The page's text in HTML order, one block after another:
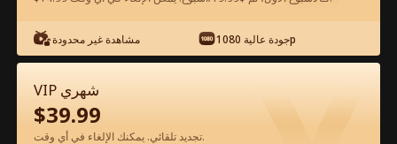
شاهد مجانًا في التطبيقمشاهدة غير محدودة جودة عالية 1080p
VIP شهري
$39.99
تجديد تلقائي. يمكنك الإلغاء في أي وقت.